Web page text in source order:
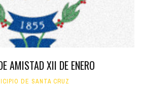
AMISTAD XII DE ENERO
DE SANTA CRUZ